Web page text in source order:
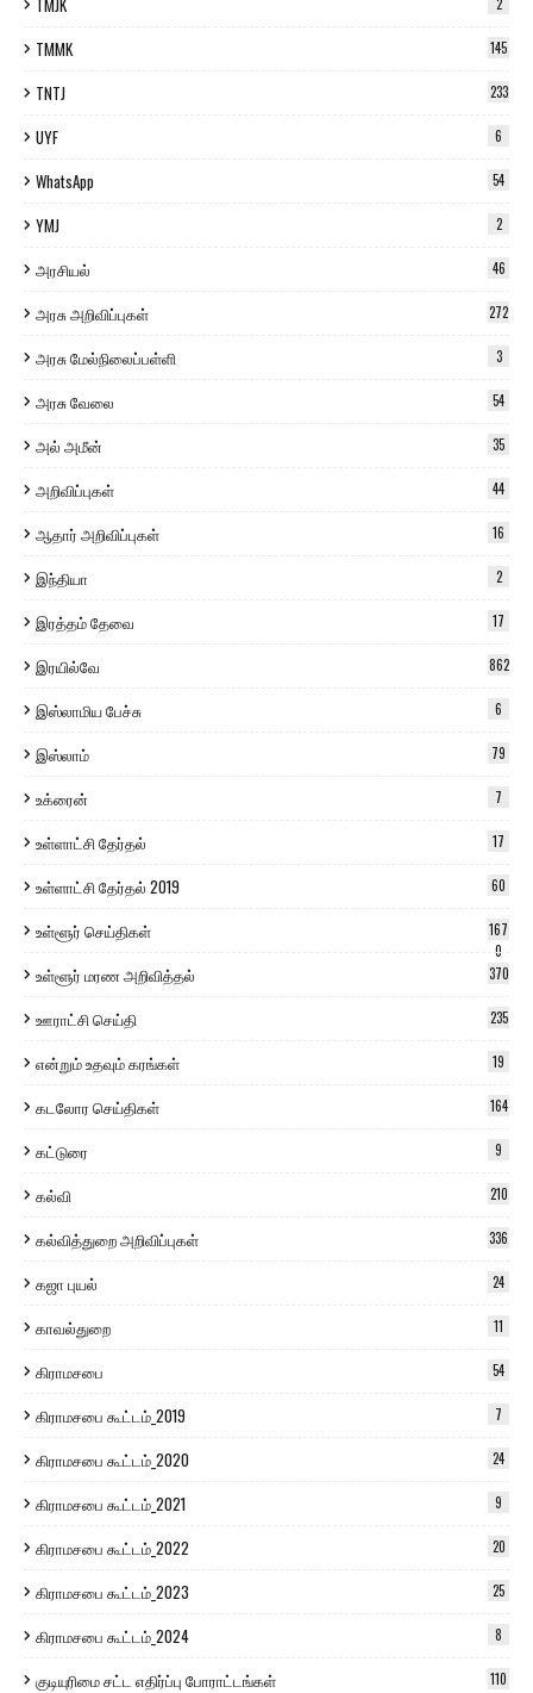
TMMK 145
TNTJ 233
UYF 6
WhatsApp 54
YMJ 2
அரசியல் 46
அரசு அறிவிப்புகள் 272
அரசு மேல்நிலைப்பள்ளி 3
அரசு வேலை 54
அல் அமீன் 35
அறிவிப்புகள் 44
ஆதார் அறிவிப்புகள் 16
இந்தியா 2
இரத்தம் தேவை 17
இரயில்வே 862
இஸ்லாமிய பேச்சு 6
இஸ்லாம் 79
உக்ரைன் 7
உள்ளாட்சி தேர்தல் 17
உள்ளாட்சி தேர்தல் 2019 60
உள்ளூர் செய்திகள்
167
0
உள்ளூர் மரண அறிவித்தல் 370
ஊராட்சி செய்தி 235
என்றும் உதவும் கரங்கள் 19
கடலோர செய்திகள் 164
கட்டுரை 9
கல்வி 210
கல்வித்துறை அறிவிப்புகள் 336
கஜா புயல் 24
காவல்துறை 11
கிராமசபை 54
கிராமசபை கூட்டம்_2019 7
கிராமசபை கூட்டம்_2020 24
கிராமசபை கூட்டம்_2021 9
கிராமசபை கூட்டம்_2022 20
கிராமசபை கூட்டம்_2023 25
கிராமசபை கூட்டம்_2024 8
குடியுரிமை சட்ட எதிர்ப்பு போராட்டங்கள் 110